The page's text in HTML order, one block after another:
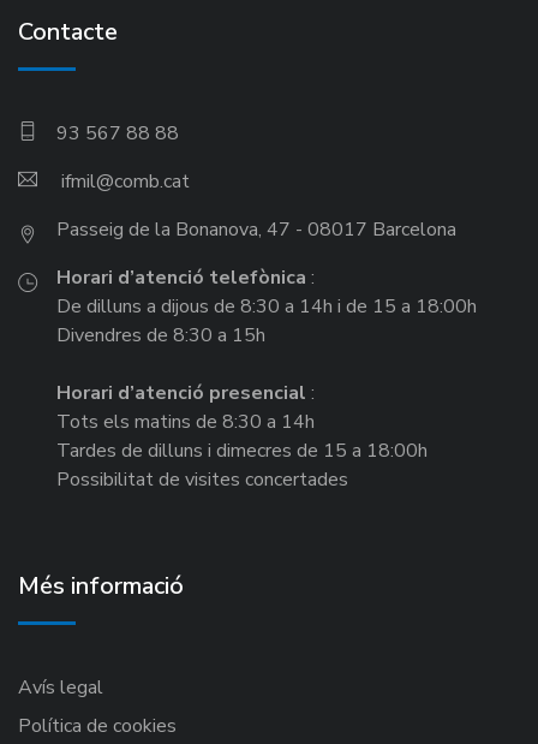
Contacte
93 567 88 88
ifmil
Passeig de la Bonanova, 47 - 08017 Barcelona
Horari d’atenció telefònica :
De dilluns a dijous de 8:30 a 14h i de 15 a 18:00h
Divendres de 8:30 a 15h
Horari d’atenció presencial :
Tots els matins de 8:30 a 14h
Tardes de dilluns i dimecres de 15 a 18:00h
Possibilitat de visites concertades
Més informació
Avís legal
Política de cookies